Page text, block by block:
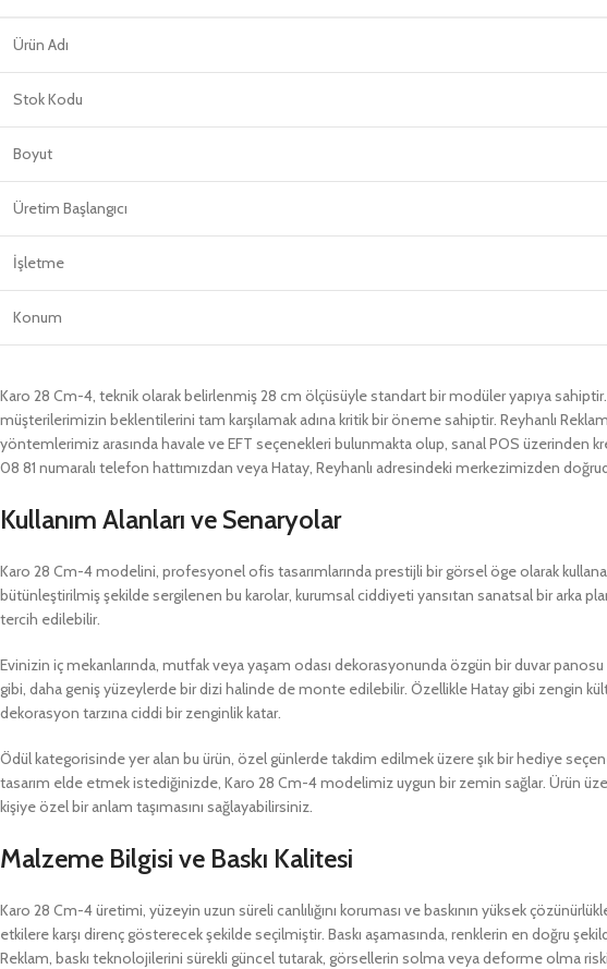
Ürün Adı
Stok Kodu
Boyut
Üretim Başlangıcı
İşletme
Konum
Karo 28 Cm-4, teknik olarak belirlenmiş 28 cm ölçüsüyle standart bir modüler yapıya
müşterilerimizin beklentilerini tam karşılamak adına kritik bir öneme sahiptir. Reyhanlı
yöntemlerimiz arasında havale ve EFT seçenekleri bulunmakta olup, sanal POS üzerinden
08 81 numaralı telefon hattımızdan veya Hatay, Reyhanlı adresindeki merkezimizden
Kullanım Alanları ve Senaryolar
Karo 28 Cm-4 modelini, profesyonel ofis tasarımlarında prestijli bir görsel öge olarak
bütünleştirilmiş şekilde sergilenen bu karolar, kurumsal ciddiyeti yansıtan sanatsal bir arka
tercih edilebilir.
Evinizin iç mekanlarında, mutfak veya yaşam odası dekorasyonunda özgün bir duvar
gibi, daha geniş yüzeylerde bir dizi halinde de monte edilebilir. Özellikle Hatay gibi zengin
dekorasyon tarzına ciddi bir zenginlik katar.
Ödül kategorisinde yer alan bu ürün, özel günlerde takdim edilmek üzere şık bir hediye
tasarım elde etmek istediğinizde, Karo 28 Cm-4 modelimiz uygun bir zemin sağlar. Ürün
kişiye özel bir anlam taşımasını sağlayabilirsiniz.
Malzeme Bilgisi ve Baskı Kalitesi
Karo 28 Cm-4 üretimi, yüzeyin uzun süreli canlılığını koruması ve baskının yüksek
etkilere karşı direnç gösterecek şekilde seçilmiştir. Baskı aşamasında, renklerin en doğru
Reklam, baskı teknolojilerini sürekli güncel tutarak, görsellerin solma veya deforme olma